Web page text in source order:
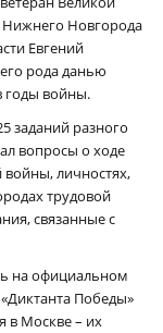
Новгорода
Евгений
рода данью
годы войны.
заданий разного
вопросы о ходе
личностях,
трудовой
связанные с
на официальном
Победы»
в Москве – их